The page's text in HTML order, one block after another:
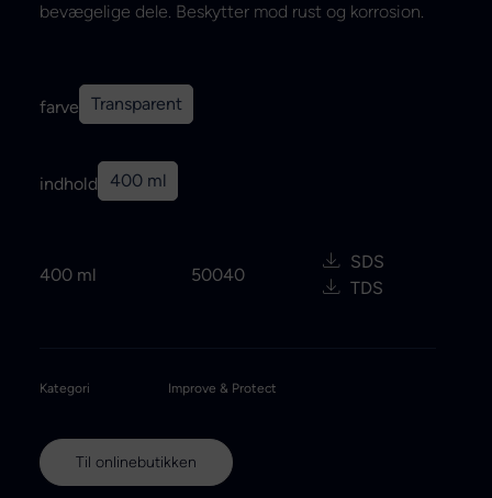
bevægelige dele. Beskytter mod rust og korrosion.
farve Transparent
indhold 400 ml
400 ml 50040
SDS
TDS
Kategori Improve & Protect
Til onlinebutikken